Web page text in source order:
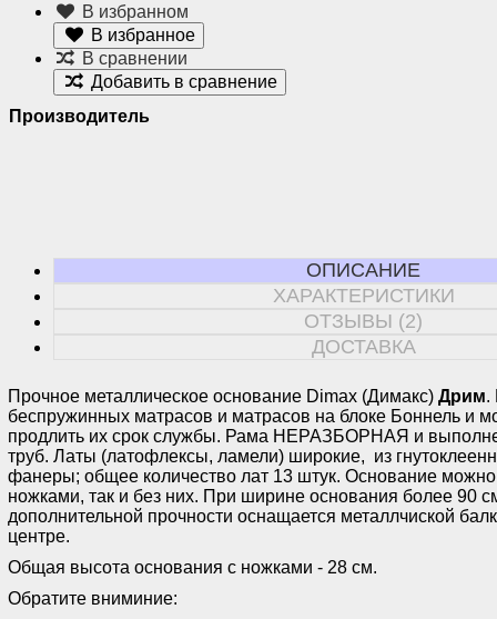
В избранном
В избранное
В сравнении
Добавить в сравнение
Производитель
ОПИСАНИЕ
ХАРАКТЕРИСТИКИ
ОТЗЫВЫ (2)
ДОСТАВКА
Прочное металлическое основание Dimax (Димакс) Дрим.
беспружинных матрасов и матрасов на блоке Боннель и
продлить их срок службы. Рама НЕРАЗБОРНАЯ и
труб. Латы (латофлексы, ламели) широкие, из
фанеры; общее количество лат 13 штук. Основание можно
ножками, так и без них. При ширине основания более 90
дополнительной прочности оснащается металлчиской
центре.
Общая высота основания с ножками - 28 см.
Обратите вниминие: